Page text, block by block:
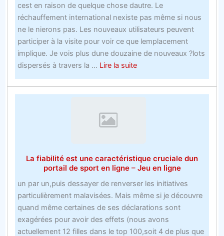
60
minutes
cest en raison de quelque chose dautre. Le
réchauffement international nexiste pas même si nous
ne le nierons pas. Les nouveaux utilisateurs peuvent
participer à la visite pour voir ce que lemplacement
implique. Je vois plus dune douzaine de nouveaux ?lots
dispersés à travers la ... Lire la suiteabout
Comment
gagner
marchés
avec
les
paris
gratuits
de
bookmakers
La fiabilité est une caractéristique cruciale dun
portail de sport en ligne – Jeu en ligne
un par un,puis dessayer de renverser les initiatives
particulièrement malavisées. Mais même si je découvre
quand même certaines de ses déclarations sont
exagérées pour avoir des effets (nous avons
actuellement 12 filles dans le top 100,soit 4 de plus que